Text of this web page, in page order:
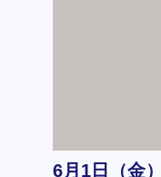
6月1日（金）